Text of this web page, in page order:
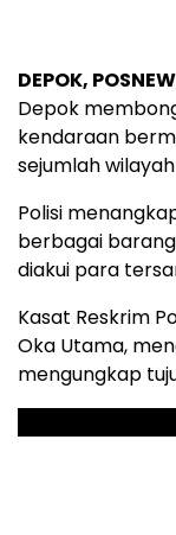
DEPOK,
Depok
kendaraan
sejumlah
Polisi
berbagai
diakui para
Kasat Reskrim
Oka Utama,
mengungkap